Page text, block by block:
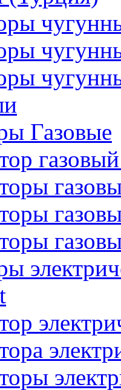
Газовые